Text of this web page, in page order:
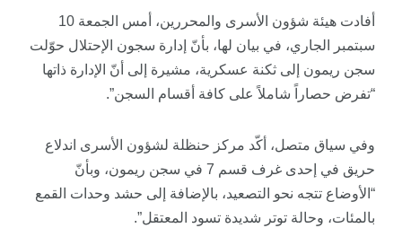
أفادت هيئة شؤون الأسرى والمحررين، أمس الجمعة 10
سبتمبر الجاري، في بيان لها، بأنّ إدارة سجون الإحتلال حوّلت
سجن ريمون إلى ثكنة عسكرية، مشيرة إلى أنّ الإدارة ذاتها
“تفرض حصاراً شاملاً على كافة أقسام السجن”.
وفي سياق متصل، أكّد مركز حنظلة لشؤون الأسرى اندلاع
حريق في إحدى غرف قسم 7 في سجن ريمون، وبأنّ
“الأوضاع تتجه نحو التصعيد، بالإضافة إلى حشد وحدات القمع
بالمئات، وحالة توتر شديدة تسود المعتقل”.